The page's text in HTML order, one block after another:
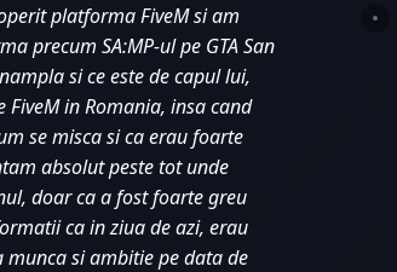
platforma FiveM si am
precum SA:MP-ul pe GTA San
si ce este de capul lui,
in Romania, insa cand
se misca si ca erau foarte
absolut peste tot unde
doar ca a fost foarte greu
ca in ziua de azi, erau
munca si ambitie pe data de